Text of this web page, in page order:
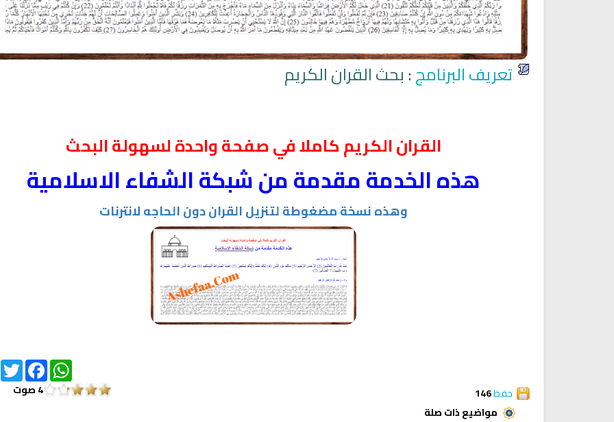
تعريف البرنامج: بحث القران الكريم
القران الكريم كاملا في صفحة واحدة لسهولة البحث
هذه الخدمة مقدمة من شبكة الشفاء الاسلامية
وهذه نسخة مضغوطة لتنزيل القران دون الحاجه لانترنات
FacebookWhatsApp
4صوت حفظ146
مواضيع ذات صلة
الشيخ عبد المحسن العبيكان
للقران الكريم
راديو الشيخ ياسر الدوسري للقران البث المباشر للقران الكريم بصوت القران الكريم مرتل